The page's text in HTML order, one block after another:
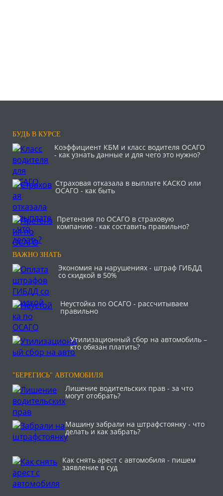
БУДЬ В КУРСЕ
Коэффициент КБМ и класс водителя ОСАГО
- как узнать данные и для чего это нужно?
Страховая отказала в выплате КАСКО или
ОСАГО - как быть
Претензия по ОСАГО в страховую
компанию - как составить правильно?
ВАЖНО ЗНАТЬ
Экономия на нарушениях - штраф ГИБДД
со скидкой в 50%
Неустойка по ОСАГО - рассчитываем
правильно
Утилизационный сбор на автомобиль –
кто обязан платить?
"БЕРЕГИСЬ" АВТОМОБИЛЯ
Лишение водительских прав - за что
могут отобрать?
Машину забрали на штрафстоянку - что
делать и как забрать?
Как снять арест с автомобиля - пишем
заявление в суд